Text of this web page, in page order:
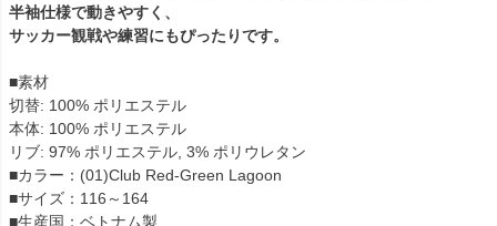
半袖仕様で動きやすく、
サッカー観戦や練習にもぴったりです。
■素材
切替: 100% ポリエステル
本体: 100% ポリエステル
リブ: 97% ポリエステル, 3% ポリウレタン
■カラー：(01)Club Red-Green Lagoon
■サイズ：116～164
■生産国：ベトナム製